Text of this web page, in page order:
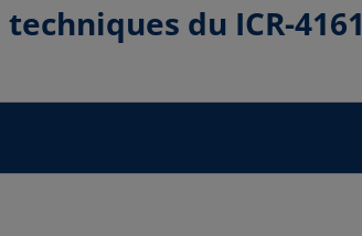
du ICR-4161